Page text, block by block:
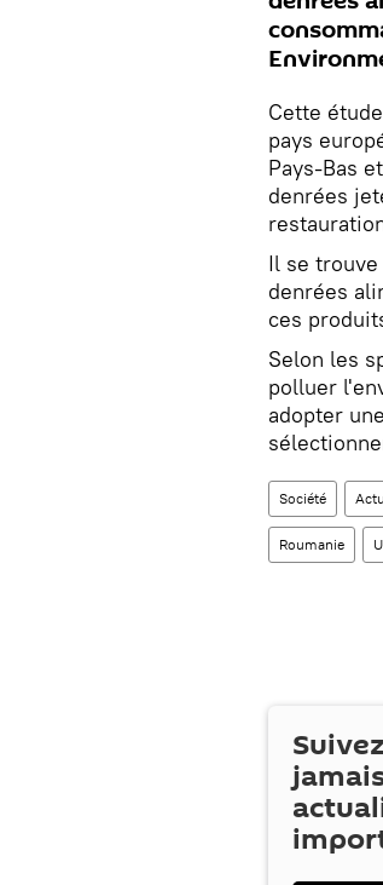
Cette
pays
Pays-Bas
denrées
Il se
denrées
ces
Selon les
polluer
adopter
Société
Roumanie